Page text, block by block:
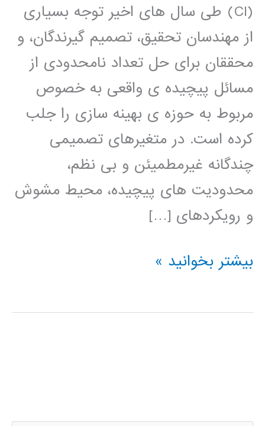
(CI) طی سال های اخیر توجه بسیاری
از مهندسان تحقیق، تصمیم گیرندگان، و
محققان برای حل تعداد نامحدودی از
مسائل پیچیده ی واقعی به خصوص
مربوط به حوزه ی بهینه سازی را جلب
کرده است. در متغیرهای تصمیمی
چندگانه غیرمطمیئن و بی نظم،
محدودیت های پیچیده، محیط مشوش
و رویکردهای […]
کتاب
هوش
بیشتر بخوانید »